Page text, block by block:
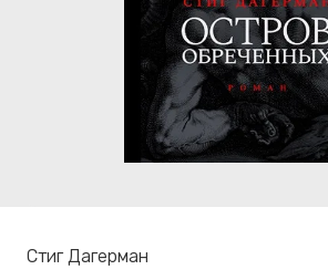
Стиг Дагерман